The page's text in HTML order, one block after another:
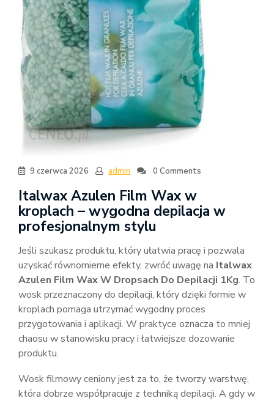
9 czerwca 2026 admin 0 Comments
Italwax Azulen Film Wax w
kroplach – wygodna depilacja w
profesjonalnym stylu
Jeśli szukasz produktu, który ułatwia pracę i pozwala
uzyskać równomierne efekty, zwróć uwagę na Italwax
Azulen Film Wax W Dropsach Do Depilacji 1Kg. To
wosk przeznaczony do depilacji, który dzięki formie w
kroplach pomaga utrzymać wygodny proces
przygotowania i aplikacji. W praktyce oznacza to mniej
chaosu w stanowisku pracy i łatwiejsze dozowanie
produktu.
Wosk filmowy ceniony jest za to, że tworzy warstwę,
która dobrze współpracuje z techniką depilacji. A gdy w